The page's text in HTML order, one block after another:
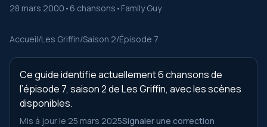
28 mars 2000 • 6 chansons • Family Guy
Accueil/Les Griffin/Saison 2/Épisode 7
Ce guide identifie actuellement 6 chansons de
l’épisode 7, saison 2 de Les Griffin, avec les scènes
disponibles.
Mis à jour le 25 mars 2025Signaler une correction